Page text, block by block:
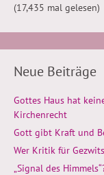
(17,435 mal gelesen)
Neue Beiträge
Gottes Haus hat
Kirchenrecht
Gott gibt Kraft und
Wer Kritik für
„Signal des